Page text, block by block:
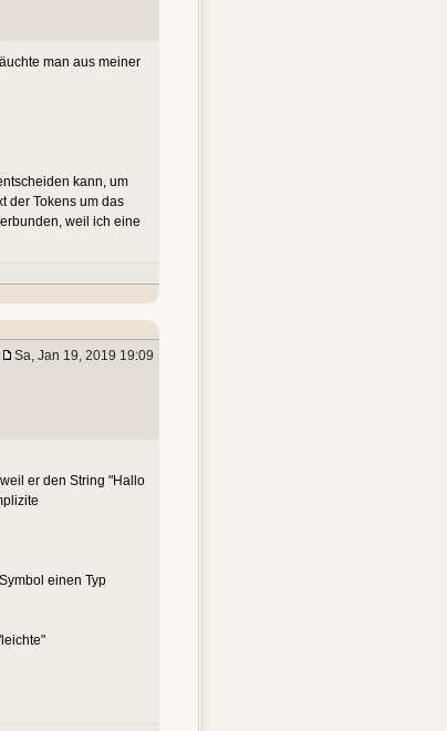
man aus meiner
kann, um
der Tokens um das
weil ich eine
Sa, Jan 19, 2019 19:09
er den String "Hallo
einen Typ